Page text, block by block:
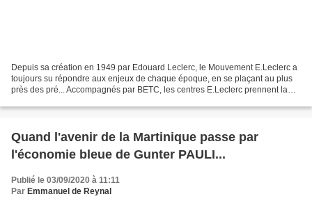
Depuis sa création en 1949 par Edouard Leclerc, le Mouvement E.Leclerc a
toujours su répondre aux enjeux de chaque époque, en se plaçant au plus
près des pré... Accompagnés par BETC, les centres E.Leclerc prennent la
Quand l'avenir de la Martinique passe par
l'économie bleue de Gunter PAULI...
Publié le 03/09/2020 à 11:11
Par Emmanuel de Reynal